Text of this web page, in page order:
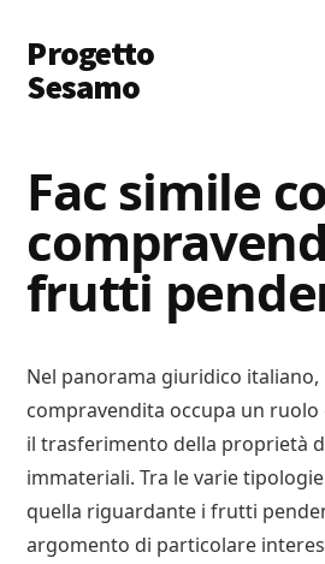
main
content
primary
sidebar
menu
Progetto
Sesamo
Porte
Soldi
e
Fac simile
frutti
Nel panorama giuridico
compravendita occupa un
il trasferimento della proprietà
immateriali. Tra le varie
quella riguardante i frutti
argomento di particolare